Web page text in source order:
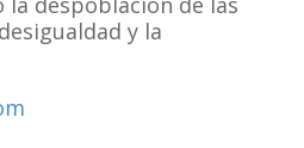
y la